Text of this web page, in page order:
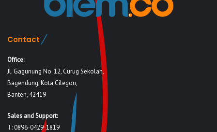
Contact
Office:
Jl. Gagunung No. 12, Curug Sekolah,
Bagendung, Kota Cilegon,
Banten, 42419
Sales and Support:
T: 0896-0429-1819